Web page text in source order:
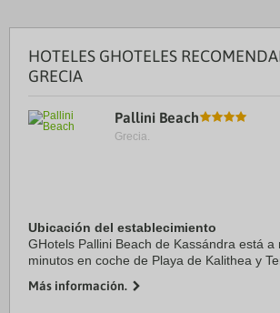
HOTELES GHOTELES
GRECIA
Pallini Beach
Grecia.
Ubicación del establecimiento
GΗotels Pallini Beach de Kassándra está a
minutos en coche de Playa de Kalithea y
km de Museo del Folclore de Afitos ...
Más información.